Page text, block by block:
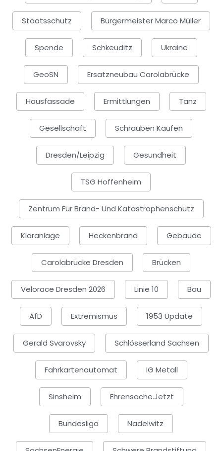
Staatsschutz Bürgermeister Marco Müller
Spende Schkeuditz Ukraine
GeoSN Ersatzneubau Carolabrücke
Hausfassade Ermittlungen Tanz
Gesellschaft Schrauben Kaufen
Dresden/Leipzig Gesundheit
TSG Hoffenheim
Zentrum Für Brand- Und Katastrophenschutz
Kläranlage Heckenbrand Gebäude
Carolabrücke Dresden Brücken
Velorace Dresden 2026 Linie 10 Bau
AfD Extremismus 1953 Update
Gerald Svarovsky Schlösserland Sachsen
Fahrkartenautomat IG Metall
Sinsheim Ehrensache.jetzt
Bundesliga Nadelwitz